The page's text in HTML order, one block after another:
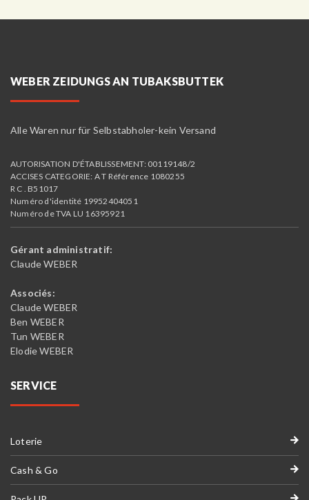
WEBER ZEIDUNGS AN TUBAKSBUTTEK
Alle Waren nur für Selbstabholer-kein Versand
AUTORISATION D'ÉTABLISSEMENT: 00119148/2
ACCISES CATEGORIE: A T Référence 1080255
R C . B51017
Numéro d'identité 19952404051
Numéro de TVA LU 16395921
Gérant administratif:
Claude WEBER
Associés:
Claude WEBER
Ben WEBER
Tun WEBER
Elodie WEBER
SERVICE
Loterie
Cash & Go